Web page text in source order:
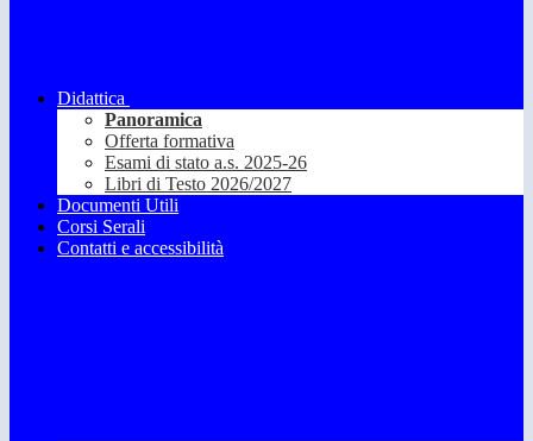
Didattica
Panoramica
Offerta formativa
Esami di stato a.s. 2025-26
Libri di Testo 2026/2027
Documenti Utili
Corsi Serali
Contatti e accessibilità